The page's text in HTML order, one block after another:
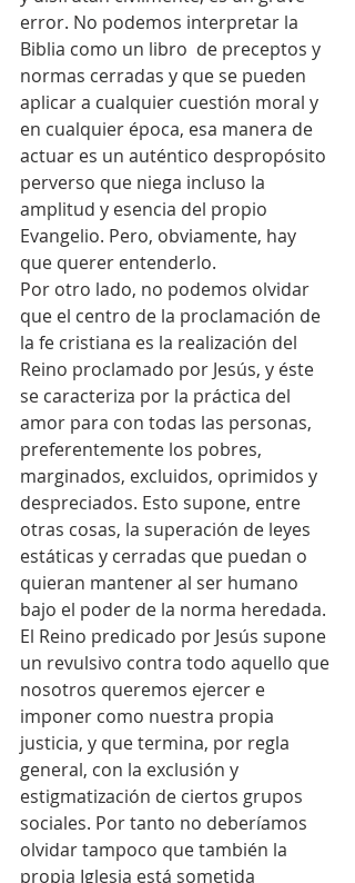
error. No podemos interpretar la
Biblia como un libro  de preceptos y
normas cerradas y que se pueden
aplicar a cualquier cuestión moral y
en cualquier época, esa manera de
actuar es un auténtico despropósito
perverso que niega incluso la
amplitud y esencia del propio
Evangelio. Pero, obviamente, hay
que querer entenderlo.
Por otro lado, no podemos olvidar
que el centro de la proclamación de
la fe cristiana es la realización del
Reino proclamado por Jesús, y éste
se caracteriza por la práctica del
amor para con todas las personas,
preferentemente los pobres,
marginados, excluidos, oprimidos y
despreciados. Esto supone, entre
otras cosas, la superación de leyes
estáticas y cerradas que puedan o
quieran mantener al ser humano
bajo el poder de la norma heredada.
El Reino predicado por Jesús supone
un revulsivo contra todo aquello que
nosotros queremos ejercer e
imponer como nuestra propia
justicia, y que termina, por regla
general, con la exclusión y
estigmatización de ciertos grupos
sociales. Por tanto no deberíamos
olvidar tampoco que también la
propia Iglesia está sometida